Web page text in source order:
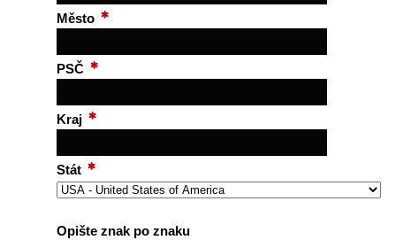
Město
PSČ
Kraj
Stát
Opište znak po znaku